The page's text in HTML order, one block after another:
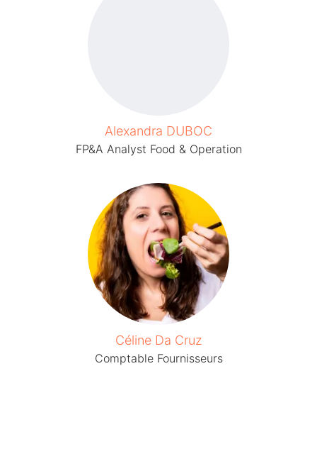
Alexandra DUBOC
FP&A Analyst Food & Operation
Céline Da Cruz
Comptable Fournisseurs